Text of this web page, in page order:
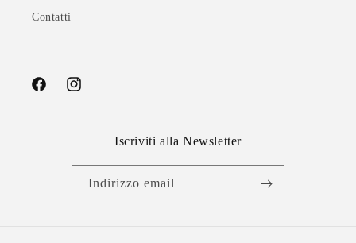
Contatti
FacebookInstagram
Iscriviti alla Newsletter
Indirizzo email